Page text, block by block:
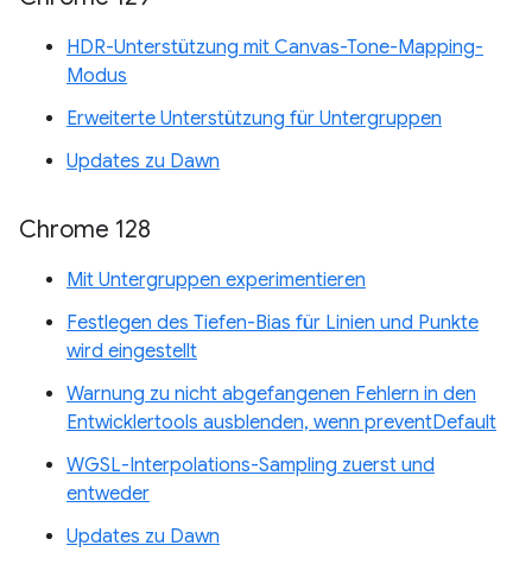
HDR-Unterstützung mit Canvas-Tone-Mapping-
Modus
Erweiterte Unterstützung für Untergruppen
Updates zu Dawn
Chrome 128
Mit Untergruppen experimentieren
Festlegen des Tiefen-Bias für Linien und Punkte
wird eingestellt
Warnung zu nicht abgefangenen Fehlern in den
Entwicklertools ausblenden, wenn preventDefault
WGSL-Interpolations-Sampling zuerst und
entweder
Updates zu Dawn